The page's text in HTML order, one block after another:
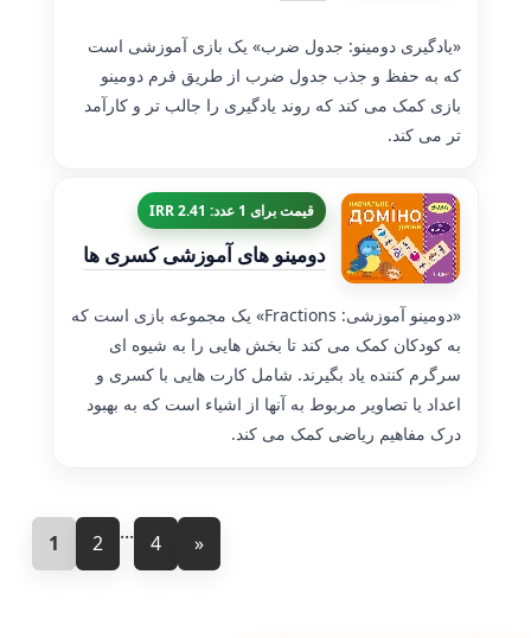
«یادگیری دومینو: جدول ضرب» یک بازی آموزشی است
که به حفظ و جذب جدول ضرب از طریق فرم دومینو
بازی کمک می کند که روند یادگیری را جالب تر و کارآمد
تر می کند.
قیمت برای 1 عدد: 2.41 IRR
دومینو های آموزشی کسری ها
«دومینو آموزشی: Fractions» یک مجموعه بازی است که
به کودکان کمک می کند تا بخش هایی را به شیوه ای
سرگرم کننده یاد بگیرند. شامل کارت هایی با کسری و
اعداد یا تصاویر مربوط به آنها از اشیاء است که به بهبود
درک مفاهیم ریاضی کمک می کند.
1 2 ... 4 »